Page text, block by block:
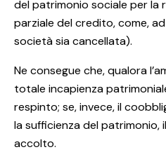
del patrimonio sociale per la
parziale del credito, come,
società sia cancellata).
Ne consegue che, qualora
totale incapienza
respinto; se, invece, il
la sufficienza del patrimonio,
accolto.